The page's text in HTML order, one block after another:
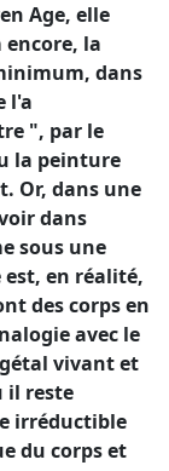
Age, elle
la
dans
l'a
", par le
la peinture
Or, dans une
dans
sous une
en réalité,
des corps en
avec le
vivant et
il reste
irréductible
du corps et